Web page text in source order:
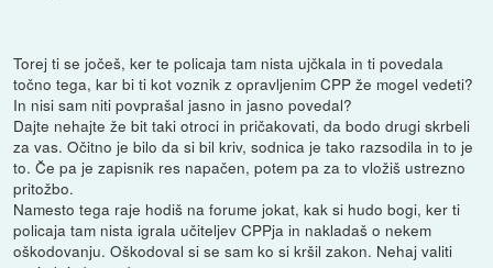
Torej ti se jočeš, ker te policaja tam nista ujčkala in ti povedala
točno tega, kar bi ti kot voznik z opravljenim CPP že mogel vedeti?
In nisi sam niti povprašal jasno in jasno povedal?
Dajte nehajte že bit taki otroci in pričakovati, da bodo drugi skrbeli
za vas. Očitno je bilo da si bil kriv, sodnica je tako razsodila in to je
to. Če pa je zapisnik res napačen, potem pa za to vložiš ustrezno
pritožbo.
Namesto tega raje hodiš na forume jokat, kak si hudo bogi, ker ti
policaja tam nista igrala učiteljev CPPja in nakladaš o nekem
oškodovanju. Oškodoval si se sam ko si kršil zakon. Nehaj valiti